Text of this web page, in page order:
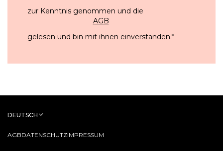
zur Kenntnis genommen und die
AGB
gelesen und bin mit ihnen einverstanden.*
AGBDATENSCHUTZIMPRESSUM
DEUTSCH